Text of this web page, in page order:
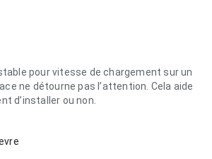
pour vitesse de chargement sur un
ne détourne pas l’attention. Cela aide
d’installer ou non.